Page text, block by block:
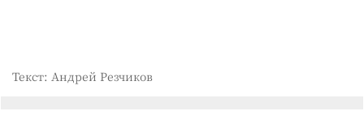
Текст: Андрей Резчиков